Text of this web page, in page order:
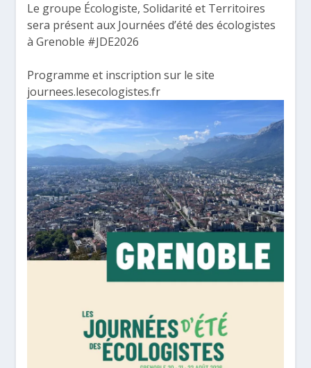
Le groupe Écologiste, Solidarité et Territoires
sera présent aux Journées d’été des écologistes
à Grenoble #JDE2026
Programme et inscription sur le site
journees.lesecologistes.fr